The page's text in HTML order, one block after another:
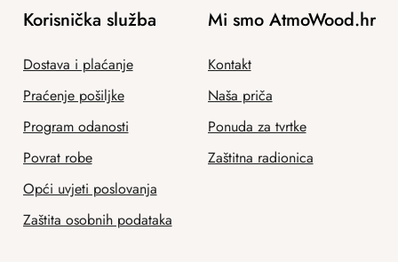
Korisnička služba
Dostava i plaćanje
Praćenje pošiljke
Program odanosti
Povrat robe
Opći uvjeti poslovanja
Zaštita osobnih podataka
Mi smo AtmoWood.hr
Kontakt
Naša priča
Ponuda za tvrtke
Zaštitna radionica